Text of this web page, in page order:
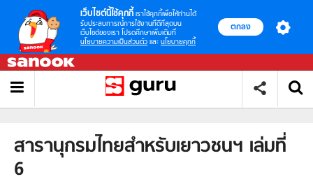
เว็บไซต์นี้ใช้คุกกี้ เราใช้คุกกี้เพื่อให้ท่านได้
รับประสบการณ์การใช้งานที่ดีที่สุดบน
เว็บไซต์ของเรา โปรดศึกษาเพิ่มเติมที่
นโยบายความเป็นส่วนตัว และ นโยบายคุกกี้
ตกลง
สารานุกรมไทยสำหรับเยาวชนฯ เล่มที่
6